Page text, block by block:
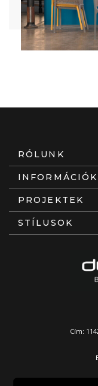
RÓLUNK
INFORMÁCIÓK
PROJEKTEK
STÍLUSOK
Cím: